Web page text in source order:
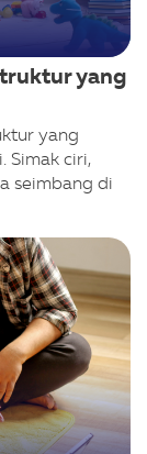
yang
yang
Simak ciri,
seimbang di